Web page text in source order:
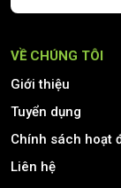
VỀ CHÚNG TÔI
Giới thiệu
Tuyển dụng
Chính sách hoạt
Liên hệ